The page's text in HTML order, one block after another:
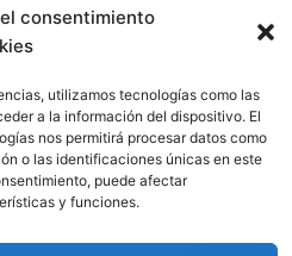
consentimiento
utilizamos tecnologías como las
a la información del dispositivo. El
nos permitirá procesar datos como
o las identificaciones únicas en este
puede afectar
y funciones.
si el
realiza el
bienes